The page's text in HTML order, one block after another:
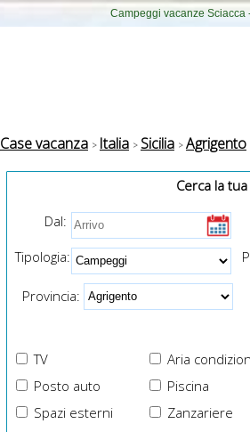
Campeggi vacanze Sciacca
Case vacanza Italia Sicilia Agrigento
Cerca la
Dal:
Tipologia:
Provincia:
TV Aria
Posto auto
Piscina
Spazi esterni
Zanzariere